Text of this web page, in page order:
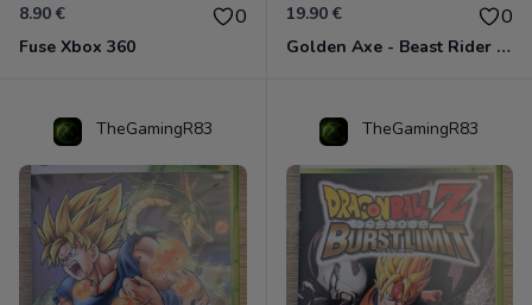
8.90 € 0
Fuse Xbox 360
19.90 € 0
Golden Axe - Beast Rider Xbox 360
TheGamingR83 TheGamingR83